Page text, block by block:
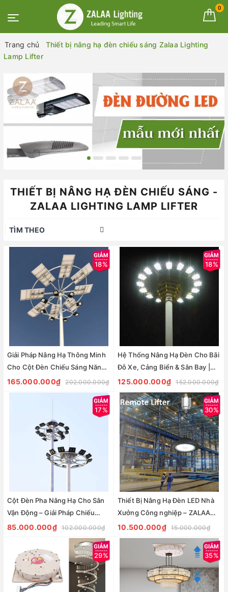
0
Trang chủ
Thiết bị nâng hạ đèn chiếu sáng Zalaa Lighting
Lamp Lifter
THIẾT BỊ NÂNG HẠ ĐÈN CHIẾU SÁNG -
ZALAA LIGHTING LAMP LIFTER
TÌM THEO
18%
Giải Pháp Nâng Hạ Thông Minh
Cho Cột Đèn Chiếu Sáng Năng
Lượng Mặt Trời ZALAA
165.000.000₫ 202.000.000₫
18%
Hệ Thống Nâng Hạ Đèn Cho Bãi
Đỗ Xe, Cảng Biển & Sân Bay |
ZALAA Lighting
125.000.000₫ 152.000.000₫
17%
Cột Đèn Pha Nâng Hạ Cho Sân
Vận Động – Giải Pháp Chiếu
Sáng hiện đại từ ZALAA Lighting
85.000.000₫ 102.000.000₫
30%
Thiết Bị Nâng Hạ Đèn LED Nhà
Xưởng Công nghiệp – ZALAA
Lighting Lifter
10.500.000₫ 15.000.000₫
29% 35%